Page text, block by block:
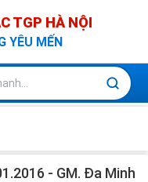
TGP HÀ NỘI
YÊU MẾN
- GM. Đa Minh